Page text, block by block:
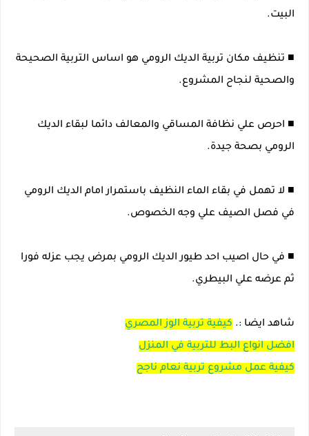
البيت.
■ تنظيف مكان تربية الديك الرومي هو اساس التربية الصحيحة
والصحية لنجاح المشروع.
■ احرص علي نظافة المساقي والمعالف دائما لبقاء الديك
الرومي بصحة جيدة.
■ لا تهمل في بقاء الماء النظيف باستمرار امام الديك الرومي
في فصل الصيف علي وجه الخصوص.
■ في حال اصيب احد طيور الديك الرومي بمرض يجب عزله فورا
ثم عرضه علي البيطري.
شاهد ايضا :. كيفية تربية الوز المصري
افضل انواع البط للتربية في المنزل
كيفية عمل مشروع تربية نعام ناجح